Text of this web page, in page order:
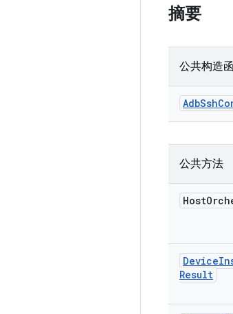
摘要
公共构造
AdbSsh
公共方法
Host
Device
Result